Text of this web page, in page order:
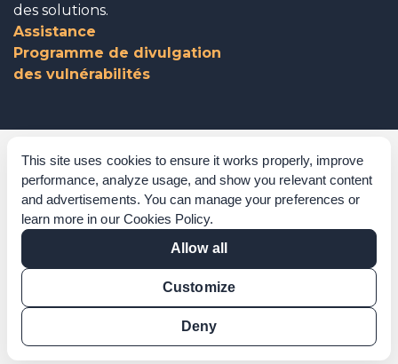
This site uses cookies to ensure it works properly, improve
performance, analyze usage, and show you relevant content
and advertisements. You can manage your preferences or
learn more in our Cookies Policy.
Allow all
Customize
Deny
des solutions.
Assistance
Programme de divulgation
des vulnérabilités
Gouvernance d’entreprise
Reconnaissances
Politiques et procédures
Déclaration sur l’esclavage moderne